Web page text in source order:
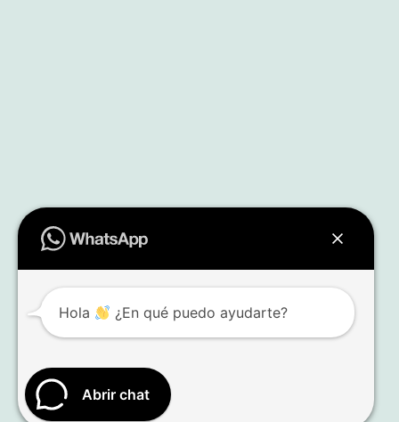
Abrir chat
Hola ¿En qué puedo ayudarte?